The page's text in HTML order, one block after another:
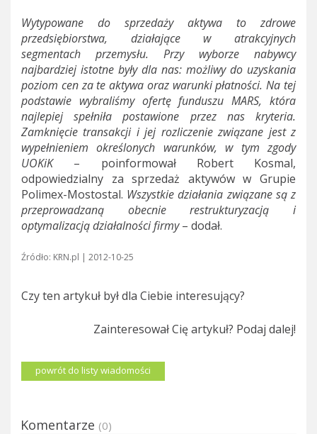
Wytypowane do sprzedaży aktywa to zdrowe
przedsiębiorstwa, działające w atrakcyjnych
segmentach przemysłu. Przy wyborze nabywcy
najbardziej istotne były dla nas: możliwy do uzyskania
poziom cen za te aktywa oraz warunki płatności. Na tej
podstawie wybraliśmy ofertę funduszu MARS, która
najlepiej spełniła postawione przez nas kryteria.
Zamknięcie transakcji i jej rozliczenie związane jest z
wypełnieniem określonych warunków, w tym zgody
UOKiK– poinformował Robert Kosmal,
odpowiedzialny za sprzedaż aktywów w Grupie
Polimex-Mostostal. Wszystkie działania związane są z
przeprowadzaną obecnie restrukturyzacją i
optymalizacją działalności firmy– dodał.
Źródło: KRN.pl | 2012-10-25
Czy ten artykuł był dla Ciebie interesujący?
Zainteresował Cię artykuł? Podaj dalej!
powrót do listy wiadomości
Komentarze (0)